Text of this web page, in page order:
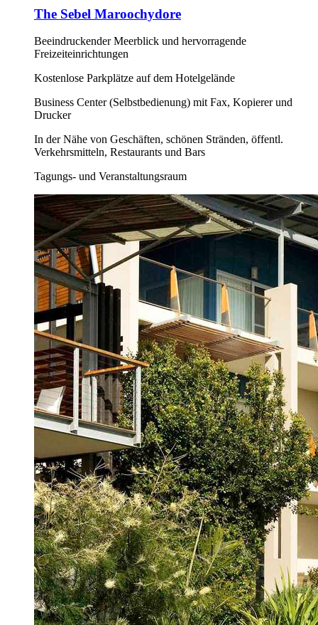
The Sebel Maroochydore
Beeindruckender Meerblick und hervorragende
Freizeiteinrichtungen
Kostenlose Parkplätze auf dem Hotelgelände
Business Center (Selbstbedienung) mit Fax, Kopierer und
Drucker
In der Nähe von Geschäften, schönen Stränden, öffentl.
Verkehrsmitteln, Restaurants und Bars
Tagungs- und Veranstaltungsraum